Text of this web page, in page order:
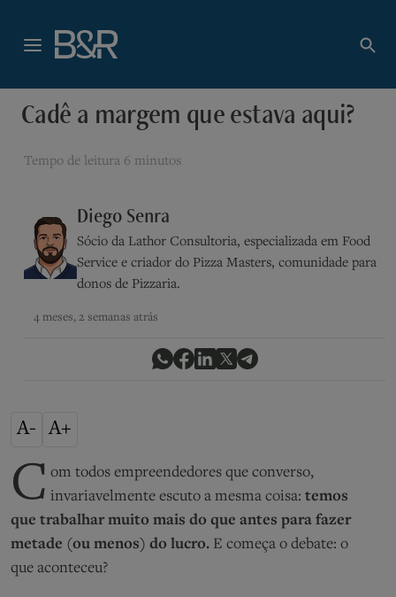
Cadê a margem que estava aqui?
Tempo de leitura 6 minutos
Diego Senra
Sócio da Lathor Consultoria, especializada em Food
Service e criador do Pizza Masters, comunidade para
donos de Pizzaria.
4 meses, 2 semanas atrás
A- A+
C om todos empreendedores que converso,
invariavelmente escuto a mesma coisa: temos
que trabalhar muito mais do que antes para fazer
metade (ou menos) do lucro. E começa o debate: o
que aconteceu?